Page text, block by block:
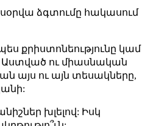
ձգտումը հակասում
քրիստոնեությունը կամ
Աստված ու միասնական
այս ու այն տեսակները,
խլելով: Իսկ